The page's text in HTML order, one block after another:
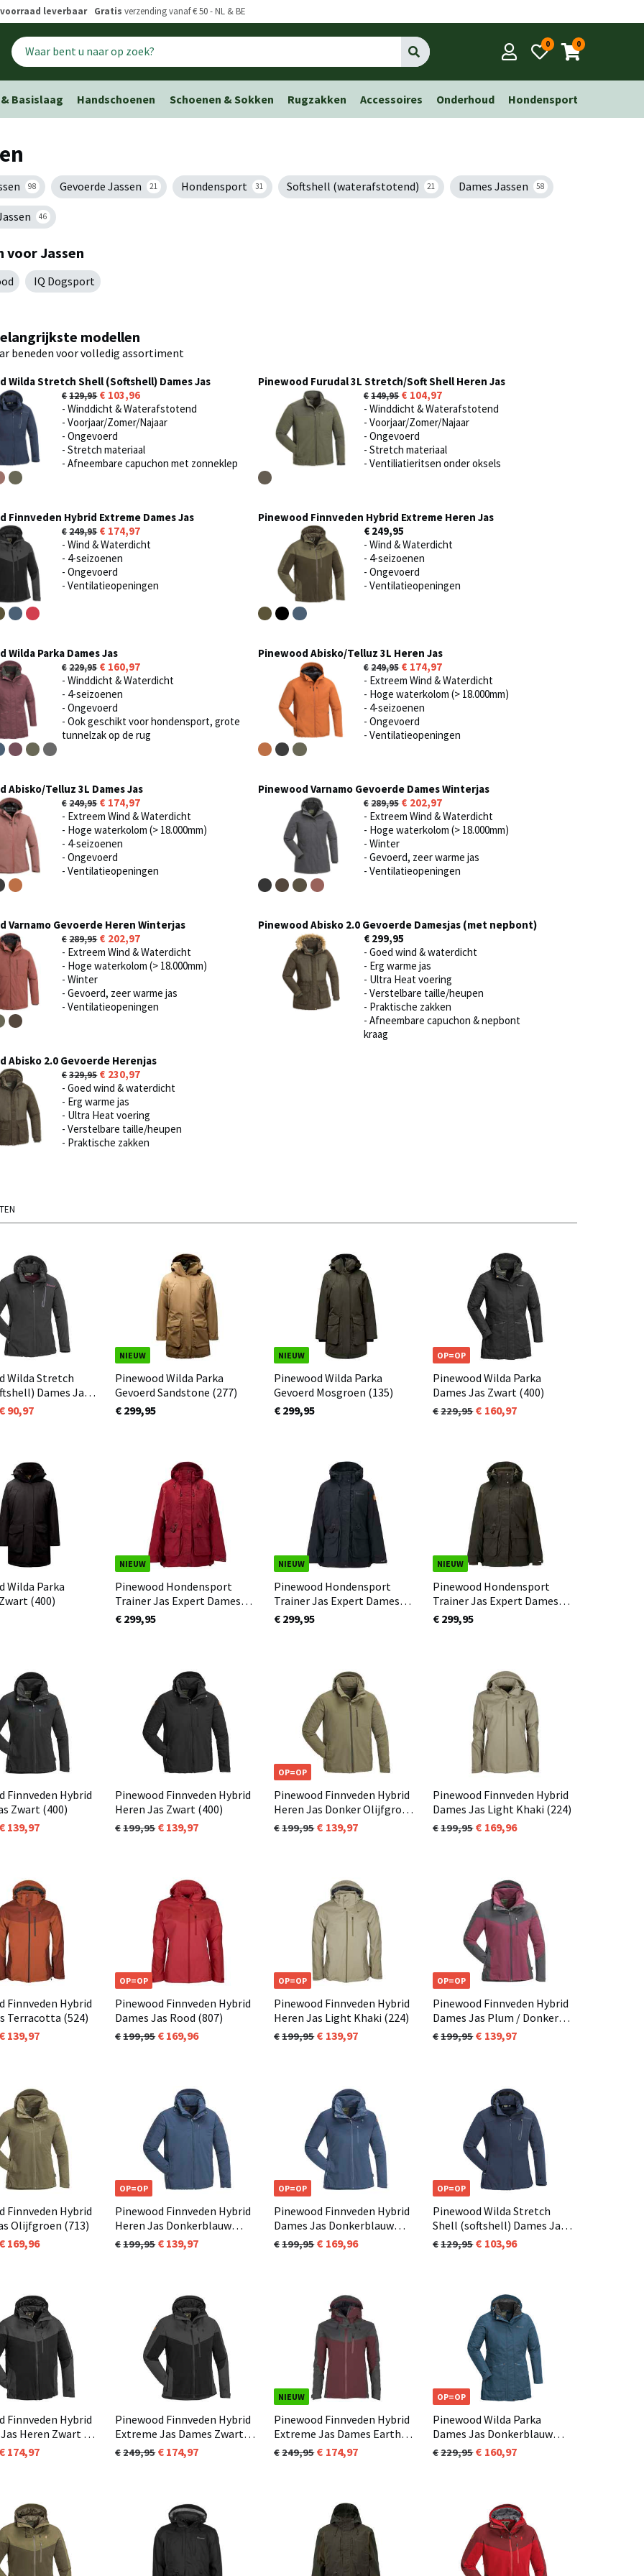
voorraad leverbaar Gratis verzending vanaf € 50 - NL & BE
Go 0 0
Basislaag Handschoenen Schoenen & Sokken Rugzakken Accessoires Onderhoud Hondensport
98 Gevoerde Jassen 21 Hondensport 31 Softshell (waterafstotend) 21 Dames Jassen 58
46
voor Jassen
IQ Dogsport
modellen
beneden voor volledig assortiment
Wilda Stretch Shell (Softshell) Dames Jas
129,95
103,96
- Winddicht & Waterafstotend
- Voorjaar/Zomer/Najaar
- Ongevoerd
- Stretch materiaal
- Afneembare capuchon met zonneklep
Pinewood Furudal 3L Stretch/Soft Shell Heren Jas
149,95
104,97
- Winddicht & Waterafstotend
- Voorjaar/Zomer/Najaar
- Ongevoerd
- Stretch materiaal
- Ventiliatieritsen onder oksels
Finnveden Hybrid Extreme Dames Jas
249,95
174,97
- Wind & Waterdicht
- 4-seizoenen
- Ongevoerd
- Ventilatieopeningen
Pinewood Finnveden Hybrid Extreme Heren Jas
€ 249,95
- Wind & Waterdicht
- 4-seizoenen
- Ongevoerd
- Ventilatieopeningen
Wilda Parka Dames Jas
229,95
160,97
- Winddicht & Waterdicht
- 4-seizoenen
- Ongevoerd
- Ook geschikt voor hondensport, grote
tunnelzak op de rug
Pinewood Abisko/Telluz 3L Heren Jas
249,95
174,97
- Extreem Wind & Waterdicht
- Hoge waterkolom (> 18.000mm)
- 4-seizoenen
- Ongevoerd
- Ventilatieopeningen
Abisko/Telluz 3L Dames Jas
249,95
174,97
- Extreem Wind & Waterdicht
- Hoge waterkolom (> 18.000mm)
- 4-seizoenen
- Ongevoerd
- Ventilatieopeningen
Pinewood Varnamo Gevoerde Dames Winterjas
289,95
202,97
- Extreem Wind & Waterdicht
- Hoge waterkolom (> 18.000mm)
- Winter
- Gevoerd, zeer warme jas
- Ventilatieopeningen
Varnamo Gevoerde Heren Winterjas
289,95
202,97
- Extreem Wind & Waterdicht
- Hoge waterkolom (> 18.000mm)
- Winter
- Gevoerd, zeer warme jas
- Ventilatieopeningen
Pinewood Abisko 2.0 Gevoerde Damesjas (met nepbont)
€ 299,95
- Goed wind & waterdicht
- Erg warme jas
- Ultra Heat voering
- Verstelbare taille/heupen
- Praktische zakken
- Afneembare capuchon & nepbont
kraag
Abisko 2.0 Gevoerde Herenjas
329,95
230,97
- Goed wind & waterdicht
- Erg warme jas
- Ultra Heat voering
- Verstelbare taille/heupen
- Praktische zakken
Wilda Stretch
Jas
90,97
NIEUW
Pinewood Wilda Parka
Gevoerd Sandstone (277)
€ 299,95
NIEUW
Pinewood Wilda Parka
Gevoerd Mosgroen (135)
€ 299,95
OP=OP
Pinewood Wilda Parka
Dames Jas Zwart (400)
229,95 160,97
Wilda Parka
(400)
NIEUW
Pinewood Hondensport
Trainer Jas Expert Dames
Extreme Donker Rood (816)
€ 299,95
NIEUW
Pinewood Hondensport
Trainer Jas Expert Dames
Extreme Zwart (400)
€ 299,95
NIEUW
Pinewood Hondensport
Trainer Jas Expert Dames
Extreme Mosgroen (135)
€ 299,95
Finnveden Hybrid
Zwart (400)
139,97
Pinewood Finnveden Hybrid
Heren Jas Zwart (400)
199,95 139,97
OP=OP
Pinewood Finnveden Hybrid
Heren Jas Donker Olijfgroen
(723)
199,95 139,97
Pinewood Finnveden Hybrid
Dames Jas Light Khaki (224)
199,95 169,96
Finnveden Hybrid
Terracotta (524)
139,97
OP=OP
Pinewood Finnveden Hybrid
Dames Jas Rood (807)
199,95 169,96
OP=OP
Pinewood Finnveden Hybrid
Heren Jas Light Khaki (224)
199,95 139,97
OP=OP
Pinewood Finnveden Hybrid
Dames Jas Plum / Donker
Antraciet (582)
199,95 139,97
Finnveden Hybrid
Olijfgroen (713)
169,96
OP=OP
Pinewood Finnveden Hybrid
Heren Jas Donkerblauw
(349)
199,95 139,97
OP=OP
Pinewood Finnveden Hybrid
Dames Jas Donkerblauw
(349)
199,95 169,96
OP=OP
Pinewood Wilda Stretch
Shell (softshell) Dames Jas
Donkerblauw (349)
129,95 103,96
Finnveden Hybrid
Heren Zwart /
(407)
174,97
Pinewood Finnveden Hybrid
Extreme Jas Dames Zwart /
Antraciet (407)
249,95 174,97
NIEUW
Pinewood Finnveden Hybrid
Extreme Jas Dames Earth
Plum (817)
249,95 174,97
OP=OP
Pinewood Wilda Parka
Dames Jas Donkerblauw
(349)
229,95 160,97